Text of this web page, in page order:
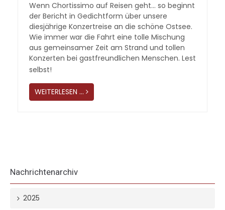
Wenn Chortissimo auf Reisen geht… so beginnt
der Bericht in Gedichtform über unsere
diesjährige Konzertreise an die schöne Ostsee.
Wie immer war die Fahrt eine tolle Mischung
aus gemeinsamer Zeit am Strand und tollen
Konzerten bei gastfreundlichen Menschen. Lest
selbst!
WEITERLESEN …
Nachrichtenarchiv
2025